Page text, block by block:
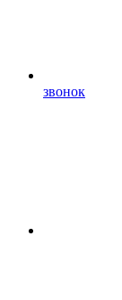
звонок